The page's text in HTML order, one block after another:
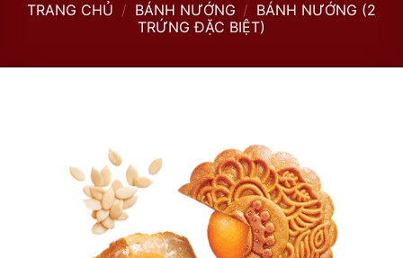
TRANG CHỦ / BÁNH NƯỚNG / BÁNH NƯỚNG (2
TRỨNG ĐẶC BIỆT)